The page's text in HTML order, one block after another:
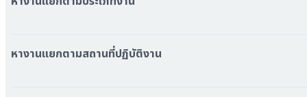
หมวดหมู่บริษัททั้งหมด
หางานแยกตามสถานที่ปฏิบัติงาน